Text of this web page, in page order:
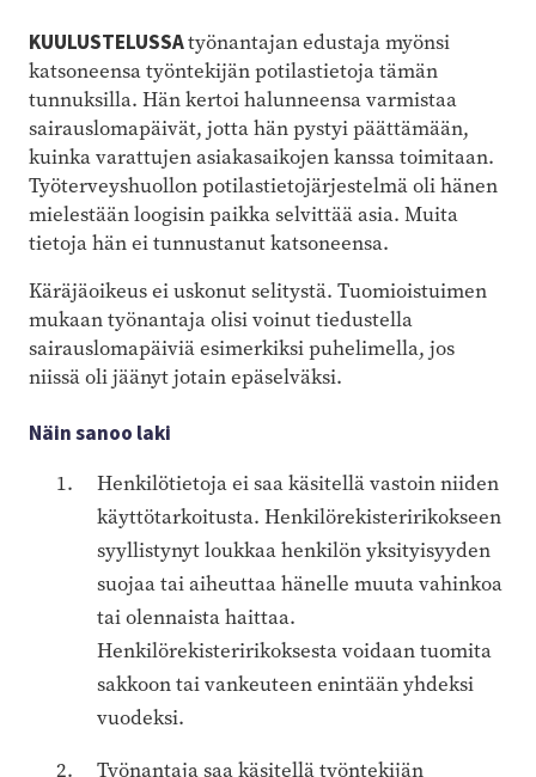
KUULUSTELUSSAtyönantajan edustaja myönsi
katsoneensa työntekijän potilastietoja tämän
tunnuksilla. Hän kertoi halunneensa varmistaa
sairauslomapäivät, jotta hän pystyi päättämään,
kuinka varattujen asiakasaikojen kanssa toimitaan.
Työterveyshuollon potilastietojärjestelmä oli hänen
mielestään loogisin paikka selvittää asia. Muita
tietoja hän ei tunnustanut katsoneensa.
Käräjäoikeus ei uskonut selitystä. Tuomioistuimen
mukaan työnantaja olisi voinut tiedustella
sairauslomapäiviä esimerkiksi puhelimella, jos
niissä oli jäänyt jotain epäselväksi.
Näin sanoo laki
Henkilötietoja ei saa käsitellä vastoin niiden
käyttötarkoitusta. Henkilörekisteririkokseen
syyllistynyt loukkaa henkilön yksityisyyden
suojaa tai aiheuttaa hänelle muuta vahinkoa
tai olennaista haittaa.
Henkilörekisteririkoksesta voidaan tuomita
sakkoon tai vankeuteen enintään yhdeksi
vuodeksi.
Työnantaja saa käsitellä työntekijän